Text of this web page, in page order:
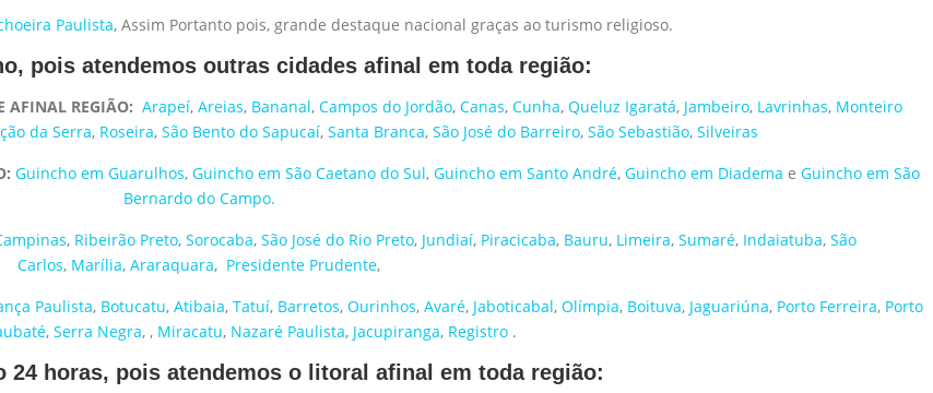
Paulista, Assim Portanto pois, grande destaque nacional graças ao turismo religioso.
pois atendemos outras cidades afinal em toda região:
AFINAL REGIÃO: Arapeí, Areias, Bananal, Campos do Jordão, Canas, Cunha, Queluz Igaratá, Jambeiro, Lavrinhas, Monteiro
da Serra, Roseira, São Bento do Sapucaí, Santa Branca, São José do Barreiro, São Sebastião, Silveiras
Guincho em Guarulhos, Guincho em São Caetano do Sul, Guincho em Santo André, Guincho em Diadema e Guincho em São
Bernardo do Campo.
, Ribeirão Preto, Sorocaba, São José do Rio Preto, Jundiaí, Piracicaba, Bauru, Limeira, Sumaré, Indaiatuba, São
Carlos, Marília, Araraquara, Presidente Prudente,
Paulista, Botucatu, Atibaia, Tatuí, Barretos, Ourinhos, Avaré, Jaboticabal, Olímpia, Boituva, Jaguariúna, Porto Ferreira, Porto
até, Serra Negra, , Miracatu, Nazaré Paulista, Jacupiranga, Registro.
24 horas, pois atendemos o litoral afinal em toda região: